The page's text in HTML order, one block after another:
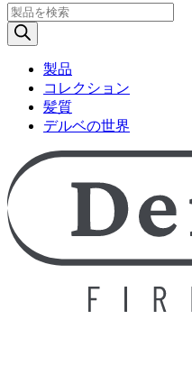
製
品
検
製品
コレクション
髪質
デルベの世界